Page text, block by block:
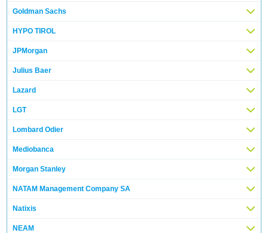
Goldman Sachs
HYPO TIROL
JPMorgan
Julius Baer
Lazard
LGT
Lombard Odier
Mediobanca
Morgan Stanley
NATAM Management Company SA
Natixis
NEAM